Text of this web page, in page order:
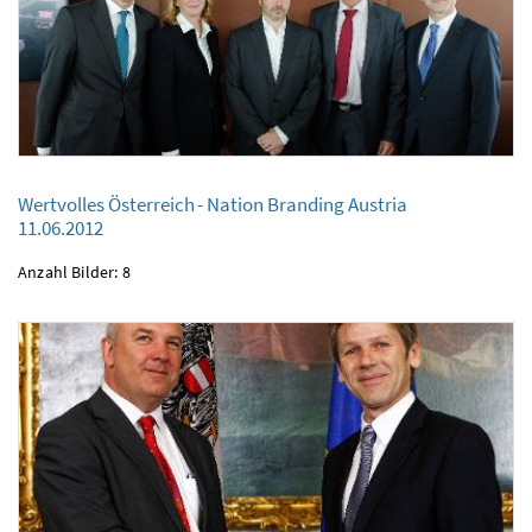
Wertvolles Österreich - Nation Branding Austria
Wertvolles Österreich - Nation Branding Austria
11.06.2012
Anzahl Bilder: 8